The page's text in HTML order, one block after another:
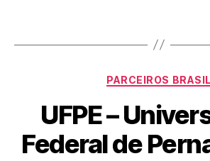
PARCEIROS BRASIL
UFPE –
Federal de